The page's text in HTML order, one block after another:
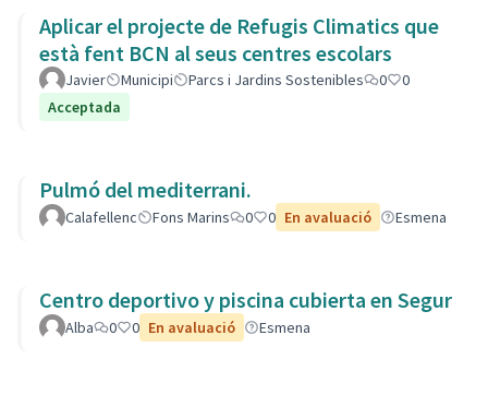
Aplicar el projecte de Refugis Climatics que
està fent BCN al seus centres escolars
Javier Municipi Parcs i Jardins Sostenibles 0
0
Acceptada
Pulmó del mediterrani.
Calafellenc Fons Marins 0 0 En avaluació Esmena
Centro deportivo y piscina cubierta en Segur
Alba 0 0 En avaluació Esmena